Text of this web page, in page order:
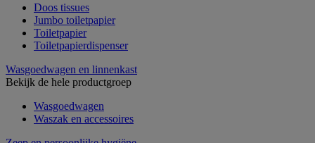
Doos tissues
Jumbo toiletpapier
Toiletpapier
Toiletpapierdispenser
Wasgoedwagen en linnenkast
Bekijk de hele productgroep
Wasgoedwagen
Waszak en accessoires